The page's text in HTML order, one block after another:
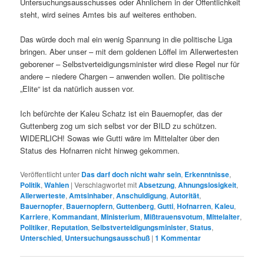
steht, wird seines Amtes bis auf weiteres enthoben.
Das würde doch mal ein wenig Spannung in die politische Liga
bringen. Aber unser – mit dem goldenen Löffel im Allerwertesten
geborener – Selbstverteidigungsminister wird diese Regel nur für
andere – niedere Chargen – anwenden wollen. Die politische
„Elite“ ist da natürlich aussen vor.
Ich befürchte der Kaleu Schatz ist ein Bauernopfer, das der
Guttenberg zog um sich selbst vor der BILD zu schützen.
WIDERLICH! Sowas wie Gutti wäre im Mittelalter über den
Status des Hofnarren nicht hinweg gekommen.
Veröffentlicht unter Das darf doch nicht wahr sein, Erkenntnisse,
Politik,Wahlen |Verschlagwortet mitAbsetzung,Ahnungslosigkeit,
Allerwerteste,Amtsinhaber,Anschuldigung,Autorität,
Bauernopfer, Bauernopfern,Guttenberg,Gutti,Hofnarren,Kaleu,
Karriere,Kommandant,Ministerium,Mißtrauensvotum,Mittelalter,
Politiker, Reputation,Selbstverteidigungsminister,Status,
Unterschied, Untersuchungsausschuß |1 Kommentar